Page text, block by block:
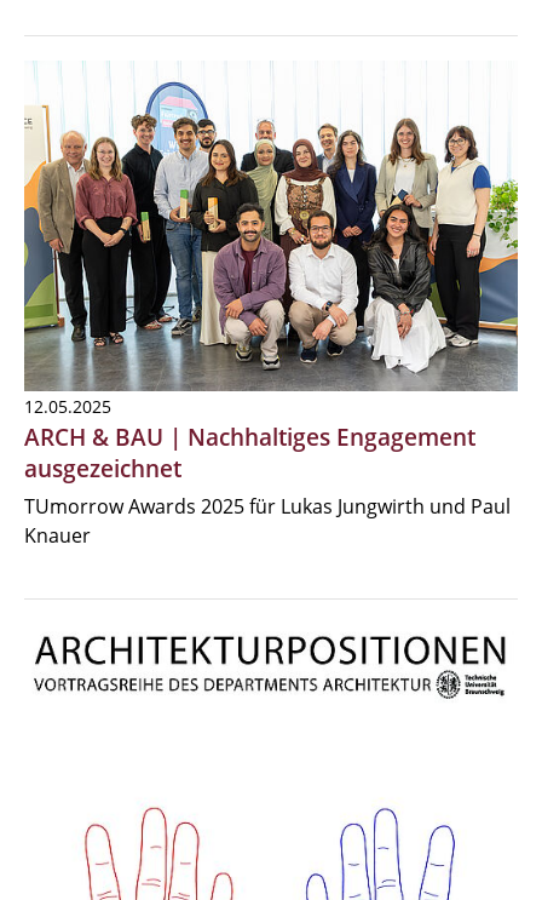
12.05.2025
ARCH & BAU | Nachhaltiges Engagement
ausgezeichnet
TUmorrow Awards 2025 für Lukas Jungwirth und Paul
Knauer